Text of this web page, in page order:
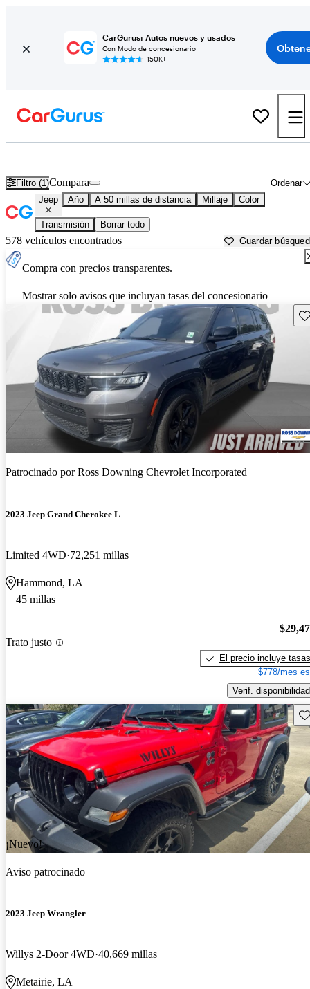
CarGurus: Autos nuevos y usados
Con Modo de concesionario
150K+
Filtro (1) Ordenar
Compara
Jeep Año A 50 millas de distancia Millaje Color
Transmisión Borrar todo
578 vehículos encontrados Guardar
Compra con precios transparentes.
Mostrar solo avisos que incluyan tasas del concesionario
Patrocinado porRoss Downing Chevrolet Incorporated
2023 Jeep Grand Cherokee L
Limited 4WD 72,251 millas
Hammond, LA
45 millas
Trato justo
El precio incluye tasas
$778/mes
Verif. disponibilidad
¡Nuevo!
Aviso patrocinado
2023 Jeep Wrangler
Willys 2-Door 4WD 40,669 millas
Metairie, LA